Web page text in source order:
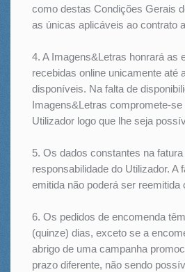
como destas Condições Gerais
as únicas aplicáveis ao contrato
4. A Imagens&Letras honrará as
recebidas online unicamente até
disponíveis. Na falta de
Imagens&Letras compromete-se
Utilizador logo que lhe seja
5. Os dados constantes na
responsabilidade do Utilizador. A
emitida não poderá ser reemitida
6. Os pedidos de encomenda
(quinze) dias, exceto se a
abrigo de uma campanha
prazo diferente, não sendo